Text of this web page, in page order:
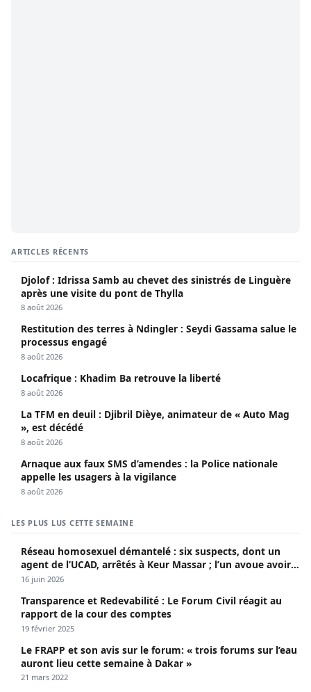
ARTICLES RÉCENTS
Djolof : Idrissa Samb au chevet des sinistrés de Linguère
après une visite du pont de Thylla
8 août 2026
Restitution des terres à Ndingler : Seydi Gassama salue le
processus engagé
8 août 2026
Locafrique : Khadim Ba retrouve la liberté
8 août 2026
La TFM en deuil : Djibril Dièye, animateur de « Auto Mag
», est décédé
8 août 2026
Arnaque aux faux SMS d’amendes : la Police nationale
appelle les usagers à la vigilance
8 août 2026
LES PLUS LUS CETTE SEMAINE
Réseau homosexuel démantelé : six suspects, dont un
agent de l’UCAD, arrêtés à Keur Massar ; l’un avoue avoir
propagé le VIH depuis 2018
16 juin 2026
Transparence et Redevabilité : Le Forum Civil réagit au
rapport de la cour des comptes
19 février 2025
Le FRAPP et son avis sur le forum: « trois forums sur l’eau
auront lieu cette semaine à Dakar »
21 mars 2022